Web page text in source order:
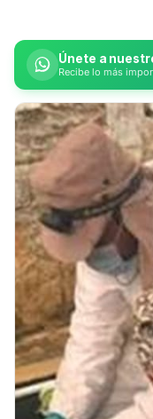
Únete a
Recibe lo más